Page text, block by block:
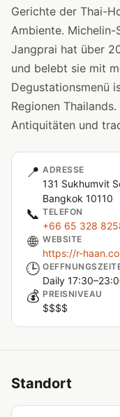
Gerichte der Thai-
Ambiente. Michelin-
Jangprai hat über
und belebt sie mit
Degustationsmenü
Regionen
Antiquitäten und
📍 ADRESSE
131 Sukhumvit
Bangkok 10110
📞 TELEFON
+66 65 328
🌐 WEBSITE
https://r-
🕒
Daily
💰 PREISNIVEAU
$$$$
Standort